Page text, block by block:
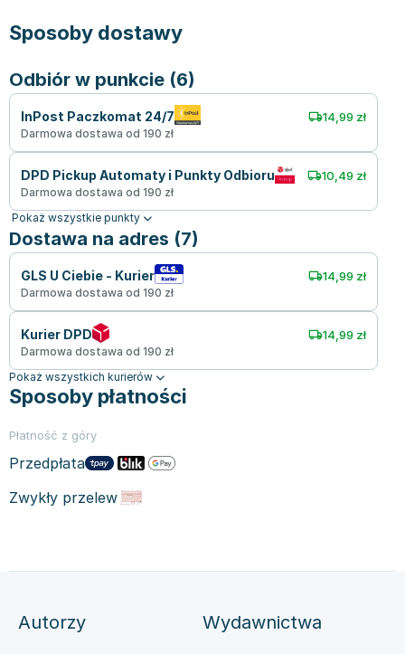
Sposoby dostawy
Odbiór w punkcie (6)
InPost Paczkomat 24/7 14,99 zł
Darmowa dostawa od 190 zł
DPD Pickup Automaty i Punkty Odbioru 10,49 zł
Darmowa dostawa od 190 zł
Pokaż wszystkie punkty
Dostawa na adres (7)
GLS U Ciebie - Kurier 14,99 zł
Darmowa dostawa od 190 zł
Kurier DPD 14,99 zł
Darmowa dostawa od 190 zł
Pokaż wszystkich kurierów
Sposoby płatności
Płatność z góry
Przedpłata
Zwykły przelew
Autorzy Wydawnictwa